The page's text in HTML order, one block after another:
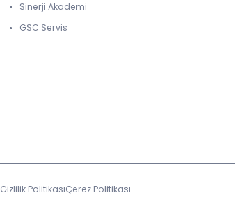
Sinerji Akademi
GSC Servis
Gizlilik PolitikasıÇerez Politikası